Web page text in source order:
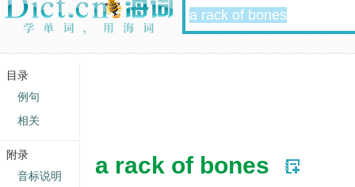
a rack of bones
目录
例句
相关
附录
音标说明